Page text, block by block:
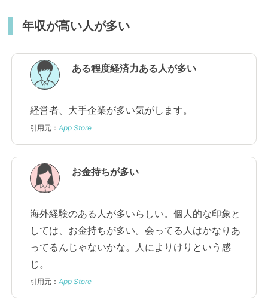
年収が高い人が多い
ある程度経済力ある人が多い
経営者、大手企業が多い気がします。
引用元： App Store
お金持ちが多い
海外経験のある人が多いらしい。個人的な印象と
しては、お金持ちが多い。会ってる人はかなりあ
ってるんじゃないかな。人によりけりという感
じ。
引用元： App Store